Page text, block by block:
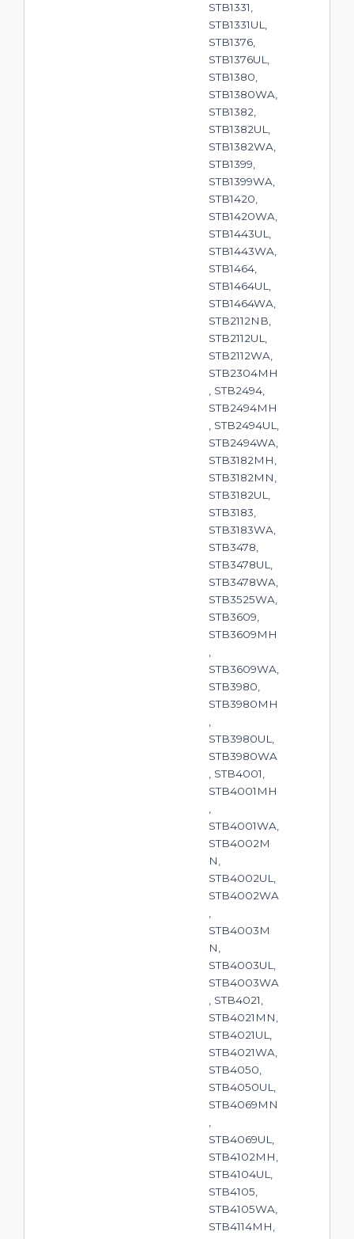
STB1331,
STB1331UL,
STB1376,
STB1376UL,
STB1380,
STB1380WA,
STB1382,
STB1382UL,
STB1382WA,
STB1399,
STB1399WA,
STB1420,
STB1420WA,
STB1443UL,
STB1443WA,
STB1464,
STB1464UL,
STB1464WA,
STB2112NB,
STB2112UL,
STB2112WA,
STB2304MH
, STB2494,
STB2494MH
, STB2494UL,
STB2494WA,
STB3182MH,
STB3182MN,
STB3182UL,
STB3183,
STB3183WA,
STB3478,
STB3478UL,
STB3478WA,
STB3525WA,
STB3609,
STB3609MH
,
STB3609WA,
STB3980,
STB3980MH
,
STB3980UL,
STB3980WA
, STB4001,
STB4001MH
,
STB4001WA,
STB4002M
N,
STB4002UL,
STB4002WA
,
STB4003M
N,
STB4003UL,
STB4003WA
, STB4021,
STB4021MN,
STB4021UL,
STB4021WA,
STB4050,
STB4050UL,
STB4069MN
,
STB4069UL,
STB4102MH,
STB4104UL,
STB4105,
STB4105WA,
STB4114MH,